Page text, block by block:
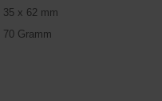
35 x 62 mm
70 Gramm